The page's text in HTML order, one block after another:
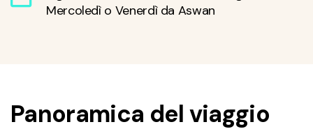
Mercoledì o Venerdì da Aswan
Panoramica del viaggio